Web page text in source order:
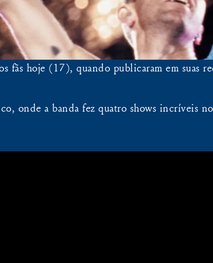
fãs hoje (17), quando publicaram em suas
onde a banda fez quatro shows incríveis